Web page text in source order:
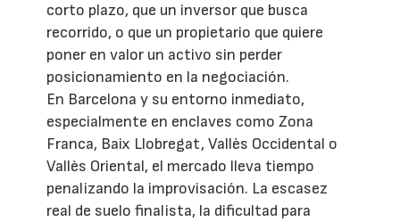
corto plazo, que un inversor que busca
recorrido, o que un propietario que quiere
poner en valor un activo sin perder
posicionamiento en la negociación.
En Barcelona y su entorno inmediato,
especialmente en enclaves como Zona
Franca, Baix Llobregat, Vallès Occidental o
Vallès Oriental, el mercado lleva tiempo
penalizando la improvisación. La escasez
real de suelo finalista, la dificultad para